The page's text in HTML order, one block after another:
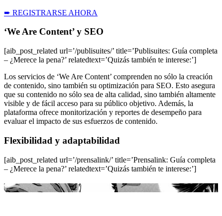
➨ REGISTRARSE AHORA
‘We Are Content’ y SEO
[aib_post_related url=’/publisuites/’ title=’Publisuites: Guía completa
– ¿Merece la pena?’ relatedtext=’Quizás también te interese:’]
Los servicios de ‘We Are Content’ comprenden no sólo la creación
de contenido, sino también su optimización para SEO. Esto asegura
que su contenido no sólo sea de alta calidad, sino también altamente
visible y de fácil acceso para su público objetivo. Además, la
plataforma ofrece monitorización y reportes de desempeño para
evaluar el impacto de sus esfuerzos de contenido.
Flexibilidad y adaptabilidad
[aib_post_related url=’/prensalink/’ title=’Prensalink: Guía completa
– ¿Merece la pena?’ relatedtext=’Quizás también te interese:’]